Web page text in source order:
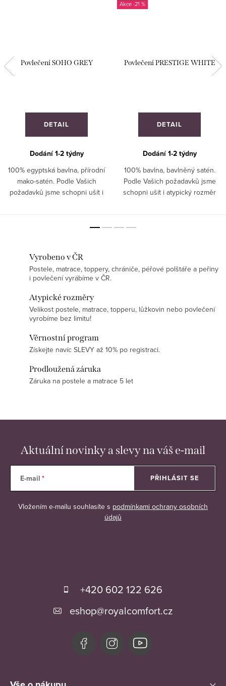
Povlečení SOHO GREY
DETAIL
Dodání 1-2 týdny
100% egyptská bavlna, přírodní
mako-satén. Podle Vašich
požadavků jsme schopni ušít i
-21 %
Povlečení PRESTIGE WHITE
DETAIL
Dodání 1-2 týdny
100% bavlna, bavlněný satén.
Podle Vašich požadavků jsme
schopni ušít i atypický rozměr
Vyrobeno v ČR
Postele, matrace, toppery, chrániče, péřové polštáře a peřiny
i povlečení vyrábíme v ČR.
Atypické rozměry
Velikost postele, matrace, topperu, lůžkovin nebo povlečení
vyrobíme bez limitu!
Věrnostní program
Získejte navíc SLEVY až 10% po registraci.
Prodloužená záruka
Záruka na postele a matrace 5 let
Aktuální novinky a slevy na váš e-mail
E-mail
Vložením e-mailu souhlasíte s podmínkami ochrany osobních
údajů
PŘIHLÁSIT SE
+420 602 122 626
eshop@royalcomfort.cz